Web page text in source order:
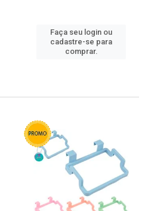
Faça seu login ou
cadastre-se para
comprar.